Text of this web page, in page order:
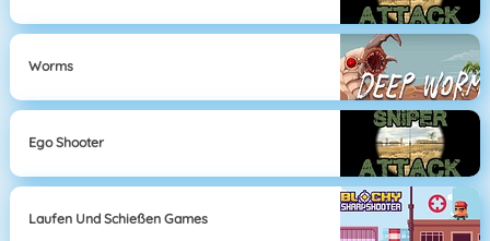
Worms
Ego Shooter
Laufen Und Schießen Games